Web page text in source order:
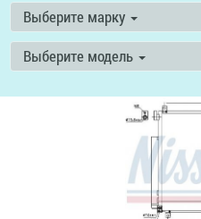
Выберите марку
Выберите модель